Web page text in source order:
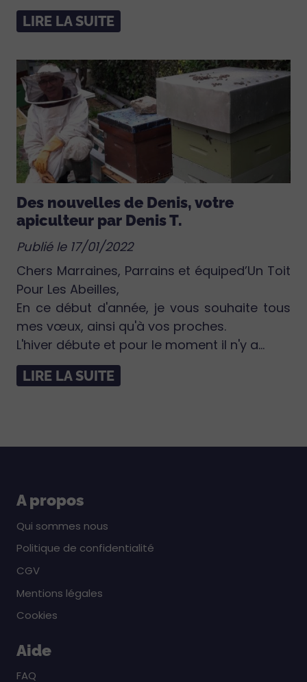
LIRE LA SUITE
Des nouvelles de Denis, votre
apiculteur par Denis T.
Publié le 17/01/2022
Chers Marraines, Parrains et équiped’Un Toit
Pour Les Abeilles,
En ce début d'année, je vous souhaite tous
mes vœux, ainsi qu'à vos proches.
L'hiver débute et pour le moment il n'y a...
LIRE LA SUITE
A propos
Qui sommes nous
Politique de confidentialité
CGV
Mentions légales
Cookies
Aide
FAQ